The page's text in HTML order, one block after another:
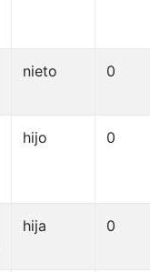
nieto 0
hijo 0
hija 0